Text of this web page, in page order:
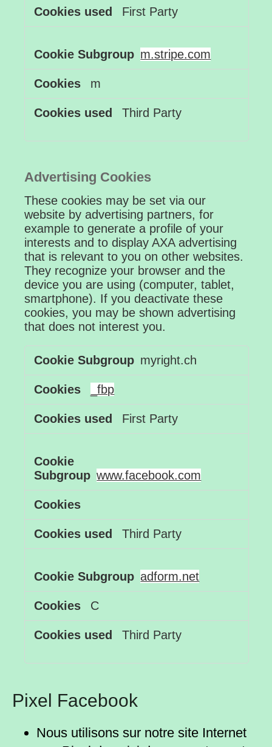
First Party
m.stripe.com
m
Third Party
Advertising Cookies
These cookies may be set via our
website by advertising partners, for
example to generate a profile of your
interests and to display AXA advertising
that is relevant to you on other websites.
They recognize your browser and the
device you are using (computer, tablet,
smartphone). If you deactivate these
cookies, you may be shown advertising
that does not interest you.
Advertising
Cookies
myright.ch
_fbp
First Party
www.facebook.com
Third Party
adform.net
C
Third Party
Pixel Facebook
Nous utilisons sur notre site Internet